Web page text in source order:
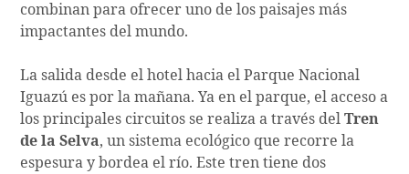
combinan para ofrecer uno de los paisajes más
impactantes del mundo.
La salida desde el hotel hacia el Parque Nacional
Iguazú es por la mañana. Ya en el parque, el acceso a
los principales circuitos se realiza a través delTren
de la Selva, un sistema ecológico que recorre la
espesura y bordea el río. Este tren tiene dos